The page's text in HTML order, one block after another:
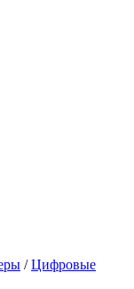
/Цифровые